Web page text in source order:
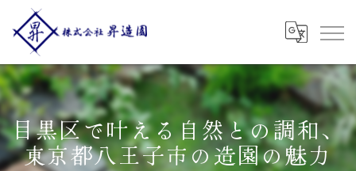
目黒区で叶える自然との調和、
東京都八王子市の造園の魅力